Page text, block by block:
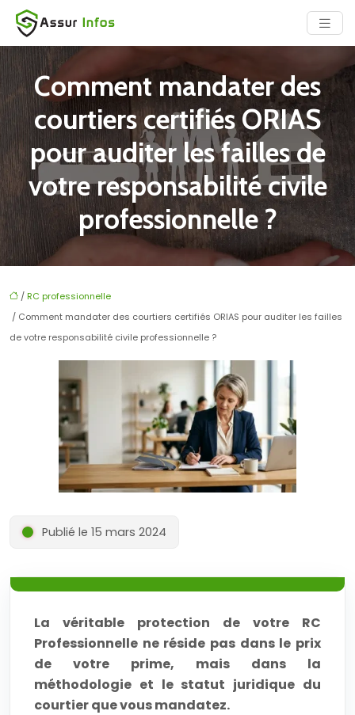
Comment mandater des
courtiers certifiés ORIAS
pour auditer les failles de
votre responsabilité civile
professionnelle ?
/ RC professionnelle
/ Comment mandater des courtiers certifiés ORIAS pour auditer les failles
de votre responsabilité civile professionnelle ?
Publié le 15 mars 2024
La véritable protection de votre RC
Professionnelle ne réside pas dans le prix
de votre prime, mais dans la
méthodologie et le statut juridique du
courtier que vous mandatez.